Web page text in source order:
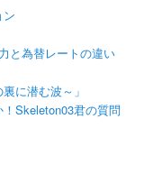
と為替レートの違い
に潜む波～」
Skeleton03君の質問